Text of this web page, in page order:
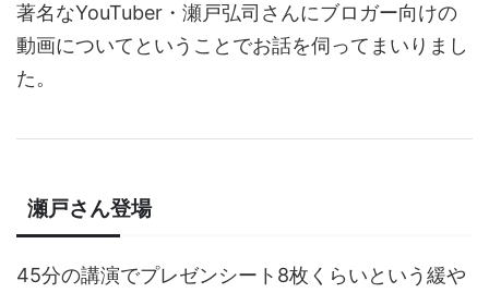
著名なYouTuber・瀬戸弘司さんにブロガー向けの
動画についてということでお話を伺ってまいりまし
た。
瀬戸さん登場
45分の講演でプレゼンシート8枚くらいという緩や